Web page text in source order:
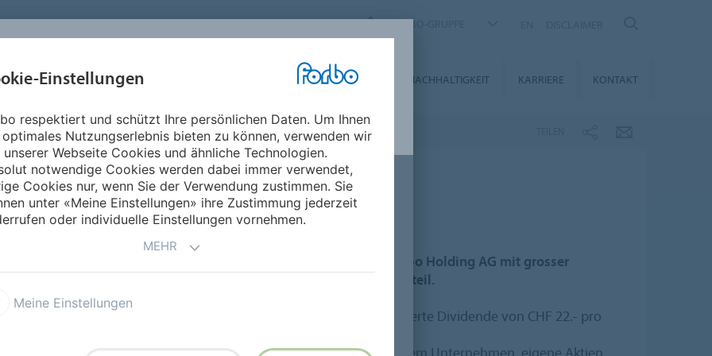
FORBO-GRUPPE
INVESTOREN MEDIEN NACHHALTIGKEIT KARRIERE KONTAKT
Generalversammlung der Forbo Holding AG
Holding AG
am 24. April 2001 in Zürich haben die Aktionäre der Forbo Holding AG mit grosser
zugestimmt. Rund 300 Aktionäre nahmen an der Veranstaltung teil.
genehmigte die Generalversammlung eine unveränderte Dividende von CHF 22.- pro
dem Aktienrückkaufprogramm zu. Dieses Programm ermöglicht dem Unternehmen, eigene Aktien
Einstellungen
respektiert und schützt Ihre persönlichen Daten. Um Ihnen
Nutzungserlebnis bieten zu können, verwenden wir
unserer Webseite Cookies und ähnliche Technologien.
notwendige Cookies werden dabei immer verwendet,
Cookies nur, wenn Sie der Verwendung zustimmen. Sie
unter «Meine Einstellungen» ihre Zustimmung jederzeit
oder individuelle Einstellungen vornehmen.
MEHR
Meine Einstellungen